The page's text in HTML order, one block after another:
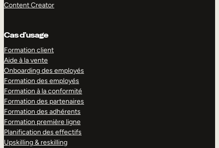
Content Creator
Cas d’usage
Formation client
Aide à la vente
Onboarding des employés
Formation des employés
Formation à la conformité
Formation des partenaires
Formation des adhérents
Formation première ligne
Planification des effectifs
Upskilling & reskilling